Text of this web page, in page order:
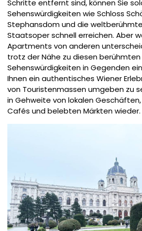
Schritte entfernt sind, können Sie
Sehenswürdigkeiten wie Schloss
Stephansdom und die
Staatsoper schnell erreichen. Aber
Apartments von anderen
trotz der Nähe zu diesen berühmten
Sehenswürdigkeiten in Gegenden
Ihnen ein authentisches Wiener
von Touristenmassen umgeben zu
in Gehweite von lokalen
Cafés und belebten Märkten wieder.